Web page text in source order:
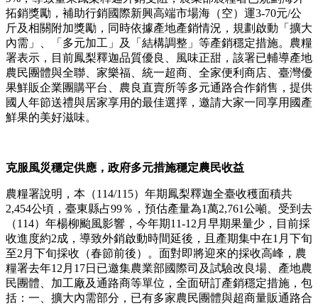
拓銷獎勵，補助行銷國際新興高端市場海（空）運3-70元/公
斤及相關附加獎勵，同時依據產地產銷情況，規劃啟動「擴大
內需」、「多元加工」及「結構調整」等產銷穩定措施。農糧
署表示，目前鳳梨釋迦品質優良、風味正甜，該署已輔導產地
農民團體與全聯、家樂福、統一超商、全家便利商店、臺灣優
果鮮販企業團購平台、農良直賣所等多元通路合作銷售，提供
國人年節送禮與居家享用的最佳選擇，邀請大家一同享用國產
鮮果的美好滋味。
克服風災穩定供應，政府多元措施穩定農民收益
農糧署說明，本（114/115）年期鳳梨釋迦全臺收穫面積共
2,454公頃，臺東縣占99％，預估產量為1萬2,761公噸。受到去
（114）年楊柳颱風影響，今年期11-12月早期果量少，目前採
收進度約2成，導致外銷啟動時間延後，且產期集中在1月下旬
至2月下旬採收（春節前後）。面對即將迎來的採收高峰，農
糧署去年12月17日已邀集農業部國際司及試驗改良場、產地農
民團體、加工廠及通路商等單位，全面研訂產銷穩定措施，包
括：一、擴大內需部分，已有多家農民團體與超商量販通路合